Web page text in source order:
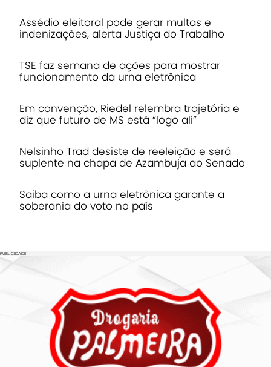
Assédio eleitoral pode gerar multas e
indenizações, alerta Justiça do Trabalho
TSE faz semana de ações para mostrar
funcionamento da urna eletrônica
Em convenção, Riedel relembra trajetória e
diz que futuro de MS está “logo ali”
Nelsinho Trad desiste de reeleição e será
suplente na chapa de Azambuja ao Senado
Saiba como a urna eletrônica garante a
soberania do voto no país
PUBLICIDADE